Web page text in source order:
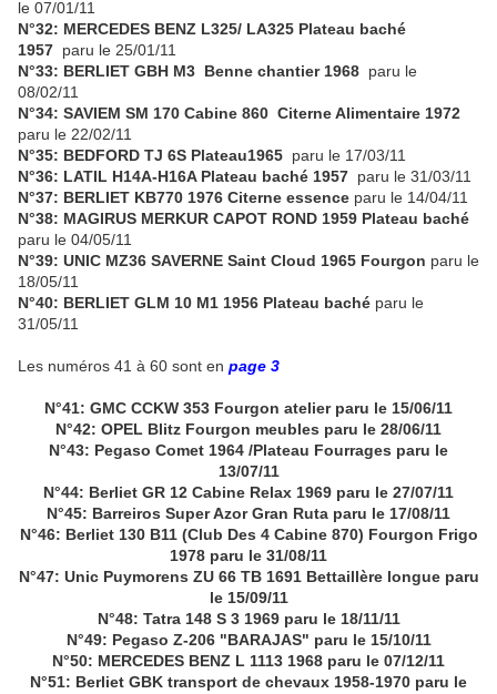
le 07/01/11
N°32: MERCEDES BENZ L325/ LA325 Plateau baché
1957 paru le 25/01/11
N°33: BERLIET GBH M3 Benne chantier 1968 paru le
08/02/11
N°34: SAVIEM SM 170 Cabine 860 Citerne Alimentaire 1972
paru le 22/02/11
N°35: BEDFORD TJ 6S Plateau1965 paru le 17/03/11
N°36: LATIL H14A-H16A Plateau baché 1957 paru le 31/03/11
N°37: BERLIET KB770 1976 Citerne essence paru le 14/04/11
N°38: MAGIRUS MERKUR CAPOT ROND 1959 Plateau baché
paru le 04/05/11
N°39: UNIC MZ36 SAVERNE Saint Cloud 1965 Fourgon paru le
18/05/11
N°40: BERLIET GLM 10 M1 1956 Plateau baché paru le
31/05/11
Les numéros 41 à 60 sont en page 3
N°41: GMC CCKW 353 Fourgon atelier paru le 15/06/11
N°42: OPEL Blitz Fourgon meubles paru le 28/06/11
N°43: Pegaso Comet 1964 /Plateau Fourrages paru le
13/07/11
N°44: Berliet GR 12 Cabine Relax 1969 paru le 27/07/11
N°45: Barreiros Super Azor Gran Ruta paru le 17/08/11
N°46: Berliet 130 B11 (Club Des 4 Cabine 870) Fourgon Frigo
1978 paru le 31/08/11
N°47: Unic Puymorens ZU 66 TB 1691 Bettaillère longue paru
le 15/09/11
N°48: Tatra 148 S 3 1969 paru le 18/11/11
N°49: Pegaso Z-206 "BARAJAS" paru le 15/10/11
N°50: MERCEDES BENZ L 1113 1968 paru le 07/12/11
N°51: Berliet GBK transport de chevaux 1958-1970 paru le